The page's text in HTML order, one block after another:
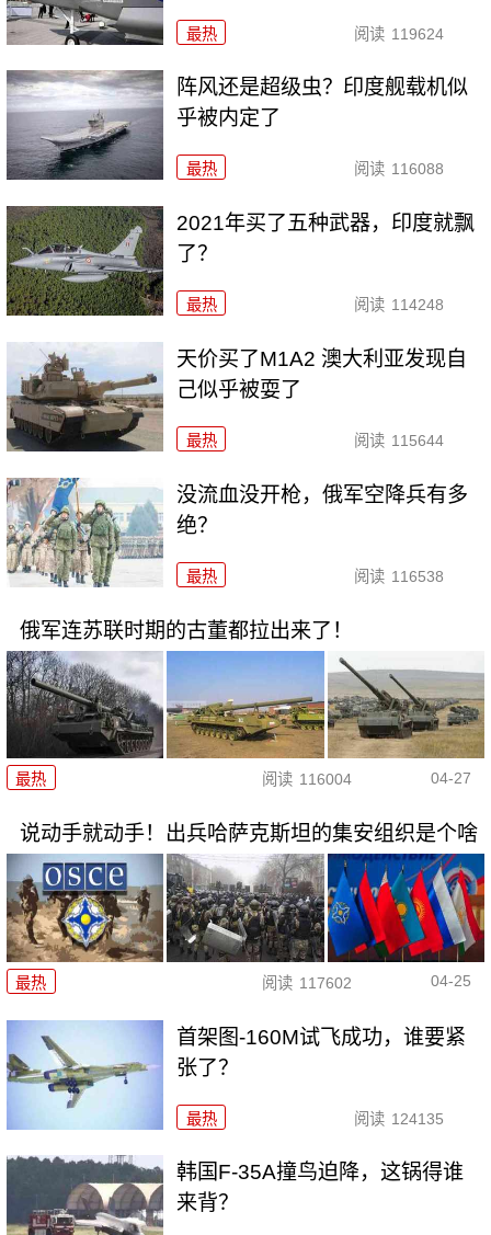
最热 阅读 119624
阵风还是超级虫？印度舰载机似
乎被内定了
最热 阅读 116088
2021年买了五种武器，印度就飘
了？
最热 阅读 114248
天价买了M1A2 澳大利亚发现自
己似乎被耍了
最热 阅读 115644
没流血没开枪，俄军空降兵有多
绝？
最热 阅读 116538
俄军连苏联时期的古董都拉出来了！
最热 阅读 116004 04-27
说动手就动手！出兵哈萨克斯坦的集安组织是个啥
最热 阅读 117602 04-25
首架图-160M试飞成功，谁要紧
张了？
最热 阅读 124135
韩国F-35A撞鸟迫降，这锅得谁
来背？